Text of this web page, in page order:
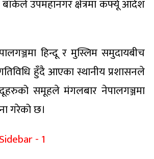
बाँकेले उपमहानगर क्षेत्रमा कर्फ्यू आदेश
हिन्दू र मुस्लिम समुदायबीच
हुँदै आएका स्थानीय प्रशासनले
समूहले मंगलबार नेपालगञ्जमा
गरेको छ।